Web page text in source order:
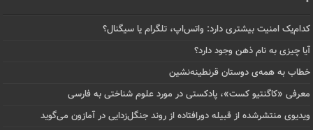
کدام‌یک امنیت بیشتری دارد: واتس‌اپ، تلگرام یا سیگنال؟
آیا چیزی به نام ذهن وجود دارد؟
خطاب به همه‌ی دوستان قرنطینه‌نشین
معرفی «کاگنتیو کست»، پادکستی در مورد علوم شناختی به فارسی
ویدیوی منتشرشده از قبیله دورافتاده‌ از روند جنگل‌زدایی در آمازون می‌گوید